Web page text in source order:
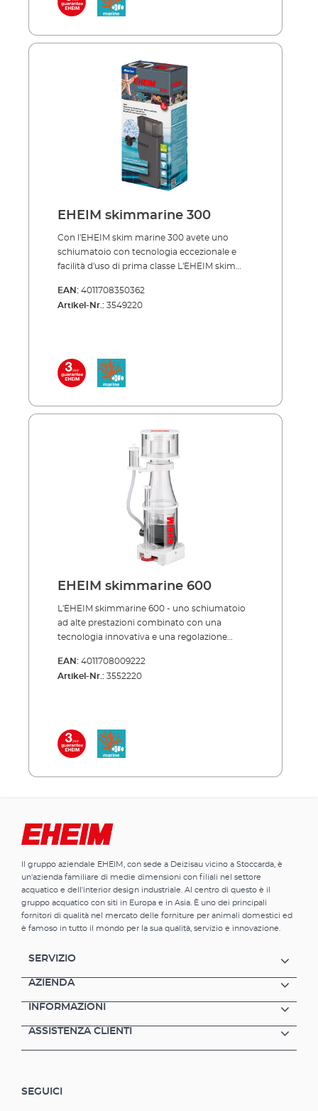
non dispone di un proprio motore, pertanto
air100. Vantaggi di EHEIM skimmarine 100
litri Nuovo sistema a 2 camere, maggiore
efficienza Elevate prestazioni di schiumatura
Design piccolo e compatto Può essere fissato
saldamente nell'acquario Facile installazione
con supporto magnetico Completamente
smontabile per la pulizia Estremamente
silenzioso grazie al diffusore in legno di tiglio
facilmente sostituibile Il plancton marino
naturale non viene distrutto Alta qualità con 3
funzionamento
EHEIM skimmarine 300
Con l'EHEIM skim marine 300 avete uno
schiumatoio con tecnologia eccezionale e
facilità d'uso di prima classe L'EHEIM skim
stessi risultati di un grande schiumatoio di
proteine. Lo schiumatoio è azionato da una
determina la velocità di schiumatura. È facile
fissare lo schiumatoio al vetro dell'acquario
dell'EHEIM skim marine 300 Mini Per acquari
schiumatura con tecnologia ad aghi ad alta
efficienza Aspirazione aria indipendente
(principio Dispergator) Presa d'aria regolabile
Estremamente silenzioso Basso consumo
energetico Elevate prestazioni di schiumatura
Può essere riparato nell'acquario Facile
installazione con supporto magnetico
Completamente smontabile per la pulizia
Design compatto Alta qualità con 3 anni di
EAN: 4011708350362
Artikel-Nr.: 3549220
EHEIM skimmarine 600
L'EHEIM skimmarine 600 - uno schiumatoio
ad alte prestazioni combinato con una
tecnologia innovativa e una regolazione
skimmarine 600 è ideale per acquari marini
più grandi. Funziona secondo il principio della
formazione di schiuma o flottato è
corrispondentemente elevata e l'asse in
particolarmente silenzioso e una durata
d'aria, il livello dell'acqua nella camera di
reazione e il posizionamento nel pozzetto del
Per acquari marini fino a ca. 600 lt Pompa
skimmer con tecnologia ad aghi ad alta
efficienza e asse in ceramica Presa d'aria
indipendente (principio del disperdente)
Funzionamento silenzioso grazie all'uscita
schiumazione ottimale: 1. presa d'aria
regolabile al silenziatore 2. livello dell'acqua
posizionamento regolabile (altezza) nella
pompa interna dello skimmer Facile da
smontare per la pulizia Alta qualità - 3 anni di
EAN: 4011708009222
Artikel-Nr.: 3552220
Il gruppo aziendale EHEIM, con sede a Deizisau vicino a Stoccarda, è
un'azienda familiare di medie dimensioni con filiali nel settore
acquatico e dell'interior design industriale. Al centro di questo è il
gruppo acquatico con siti in Europa e in Asia. È uno dei principali
fornitori di qualità nel mercato delle forniture per animali domestici ed
è famoso in tutto il mondo per la sua qualità, servizio e innovazione.
SERVIZIO
AZIENDA
INFORMAZIONI
ASSISTENZA CLIENTI
SEGUICI